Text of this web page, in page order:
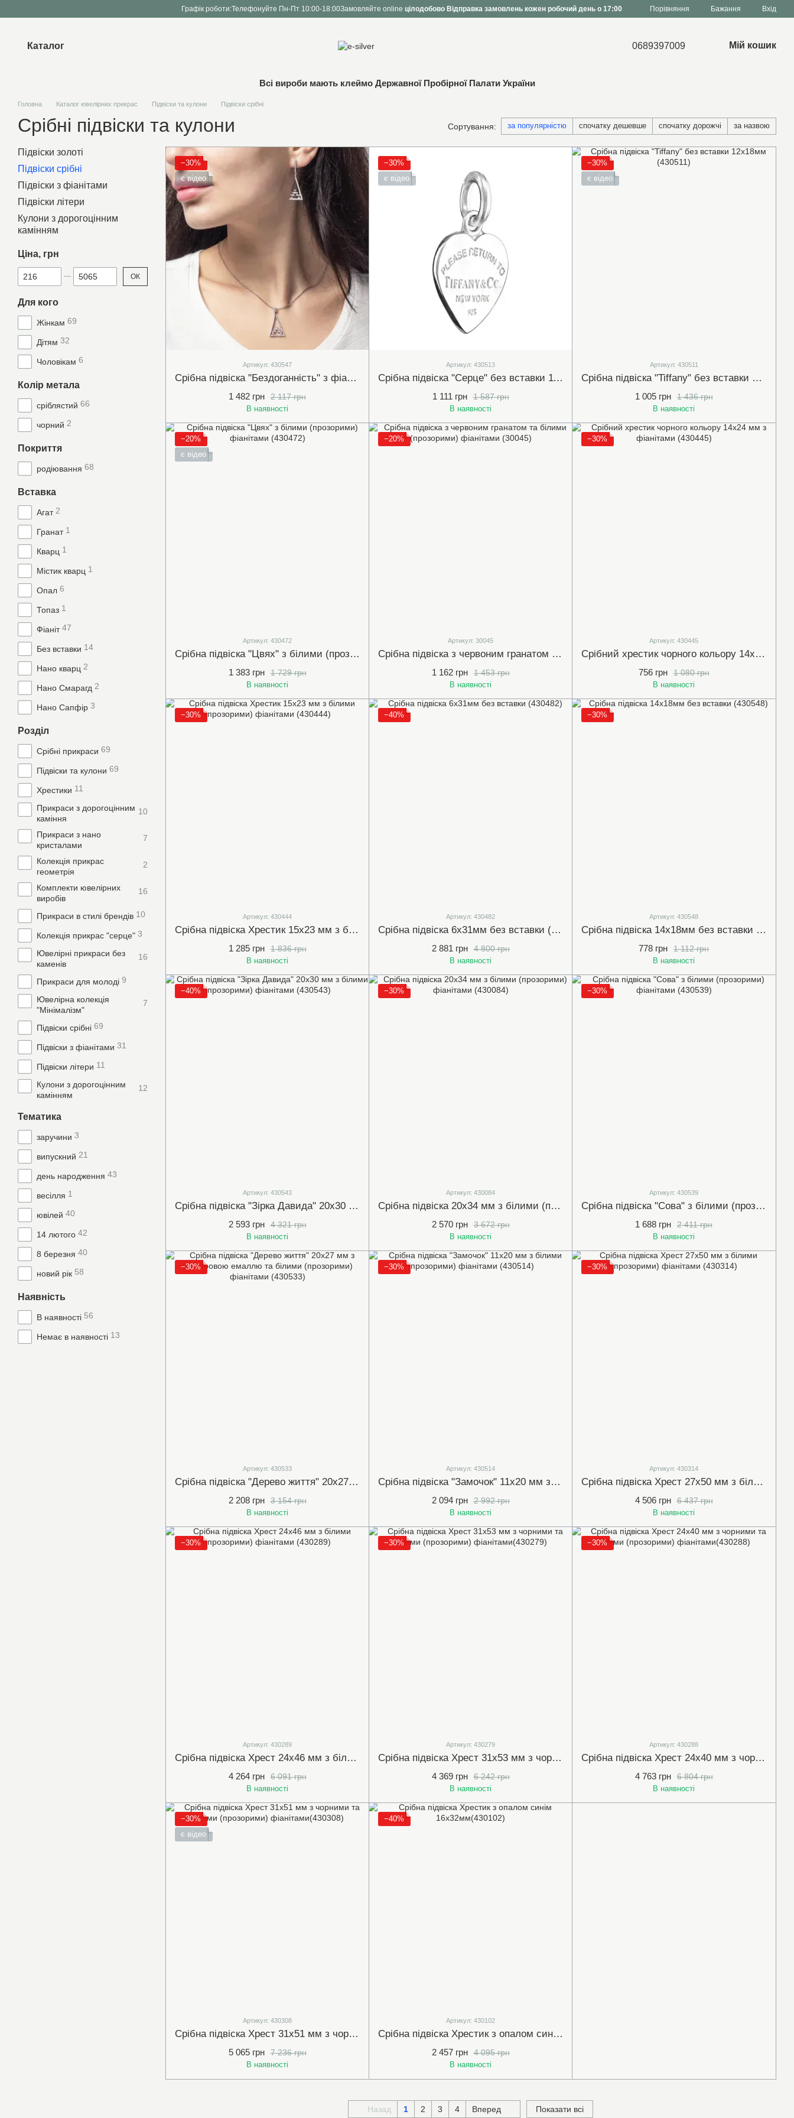
Графік роботи:Телефонуйте Пн-Пт 10:00-18:00Замовляйте online цілодобово Відправка замовлень кожен робочий день о 17:00 Порівняння Бажання Вхід
Каталог 0689397009 Мій кошик
Всі вироби мають клеймо Державної Пробірної Палати України
Головна Каталог ювелірних прикрас Підвіски та кулони Підвіски срібні
Срібні підвіски та кулони Сортування: за популярністю спочатку дешевше спочатку дорожчі за назвою
−30%
є відео
Артикул: 430547
Срібна підвіска "Бездоганність" з фіанітами 17х32мм (430547)
2 117 грн
1 482 грн
В наявності
−30%
є відео
Артикул: 430513
Срібна підвіска "Серце" без вставки 11х18мм (430513)
1 587 грн
1 111 грн
В наявності
−30%
є відео
Артикул: 430511
Срібна підвіска "Tiffany" без вставки 12х18мм (430511)
1 436 грн
1 005 грн
В наявності
−20%
є відео
Артикул: 430472
Срібна підвіска "Цвях" з білими (прозорими) фіанітами (430472)
1 729 грн
1 383 грн
В наявності
−20%
Артикул: 30045
Срібна підвіска з червоним гранатом та білими (прозорими) фіанітами (30045)
1 453 грн
1 162 грн
В наявності
−30%
Артикул: 430445
Срібний хрестик чорного кольору 14х24 мм з фіанітами (430445)
1 080 грн
756 грн
В наявності
−30%
Артикул: 430444
Срібна підвіска Хрестик 15х23 мм з білими (прозорими) фіанітами (430444)
1 836 грн
1 285 грн
В наявності
−40%
Артикул: 430482
Срібна підвіска 6х31мм без вставки (430482)
4 800 грн
2 881 грн
В наявності
−30%
Артикул: 430548
Срібна підвіска 14х18мм без вставки (430548)
1 112 грн
778 грн
В наявності
−40%
Артикул: 430543
Срібна підвіска "Зірка Давида" 20х30 мм з білими (прозорими) фіанітами (430543)
4 321 грн
2 593 грн
В наявності
−30%
Артикул: 430084
Срібна підвіска 20х34 мм з білими (прозорими) фіанітами (430084)
3 672 грн
2 570 грн
В наявності
−30%
Артикул: 430539
Срібна підвіска "Сова" з білими (прозорими) фіанітами (430539)
2 411 грн
1 688 грн
В наявності
−30%
Артикул: 430533
Срібна підвіска "Дерево життя" 20х27 мм з кольоровою емаллю та білими (прозорими) фіанітами (430533)
3 154 грн
2 208 грн
В наявності
−30%
Артикул: 430514
Срібна підвіска "Замочок" 11х20 мм з білими (прозорими) фіанітами (430514)
2 992 грн
2 094 грн
В наявності
−30%
Артикул: 430314
Срібна підвіска Хрест 27х50 мм з білими (прозорими) фіанітами (430314)
6 437 грн
4 506 грн
В наявності
−30%
Артикул: 430289
Срібна підвіска Хрест 24х46 мм з білими (прозорими) фіанітами (430289)
6 091 грн
4 264 грн
В наявності
−30%
Артикул: 430279
Срібна підвіска Хрест 31х53 мм з чорними та білими (прозорими) фіанітами(430279)
6 242 грн
4 369 грн
В наявності
−30%
Артикул: 430288
Срібна підвіска Хрест 24х40 мм з чорними та білими (прозорими) фіанітами(430288)
6 804 грн
4 763 грн
В наявності
−30%
є відео
Артикул: 430308
Срібна підвіска Хрест 31х51 мм з чорними та білими (прозорими) фіанітами(430308)
7 236 грн
5 065 грн
В наявності
−40%
Артикул: 430102
Срібна підвіска Хрестик з опалом синім 16х32мм(430102)
4 095 грн
2 457 грн
В наявності
Назад 1 2 3 4 Вперед Показати всі
Підвіски золоті
Підвіски срібні
Підвіски з фіанітами
Підвіски літери
Кулони з дорогоцінним
камінням
Ціна, грн
Від Ціна, грн
До Ціна, грн ОК
Для кого
Жінкам 69
Дітям 32
Чоловікам 6
Колір метала
сріблястий 66
чорний 2
Покриття
родіювання 68
Вставка
Агат 2
Гранат 1
Кварц 1
Містик кварц 1
Опал 6
Топаз 1
Фіаніт 47
Без вставки 14
Нано кварц 2
Нано Смарагд 2
Нано Сапфір 3
Розділ
Срібні прикраси 69
Підвіски та кулони 69
Хрестики 11
Прикраси з дорогоцінним
каміння
10
Прикраси з нано
кристалами
7
Колекція прикрас
геометрія
2
Комплекти ювелірних
виробів
16
Прикраси в стилі брендів 10
Колекція прикрас "серце" 3
Ювелірні прикраси без
каменів
16
Прикраси для молоді 9
Ювелірна колекція
"Мінімалізм"
7
Підвіски срібні 69
Підвіски з фіанітами 31
Підвіски літери 11
Кулони з дорогоцінним
камінням
12
Тематика
заручини 3
випускний 21
день народження 43
весілля 1
ювілей 40
14 лютого 42
8 березня 40
новий рік 58
Наявність
В наявності 56
Немає в наявності 13